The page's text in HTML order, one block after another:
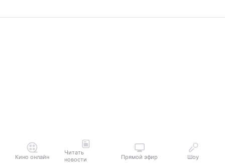
Кино онлайн
Читать
новости
Прямой эфир Шоу